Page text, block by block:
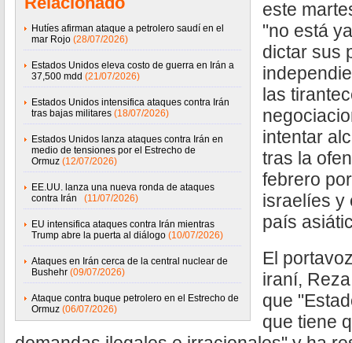
Hutíes afirman ataque a petrolero saudí en el
mar Rojo (28/07/2026)
Estados Unidos eleva costo de guerra en Irán a
37,500 mdd (21/07/2026)
Estados Unidos intensifica ataques contra Irán
tras bajas militares (18/07/2026)
Estados Unidos lanza ataques contra Irán en
medio de tensiones por el Estrecho de
Ormuz (12/07/2026)
EE.UU. lanza una nueva ronda de ataques
contra Irán
(11/07/2026)
EU intensifica ataques contra Irán mientras
Trump abre la puerta al diálogo (10/07/2026)
Ataques en Irán cerca de la central nuclear de
Bushehr (09/07/2026)
Ataque contra buque petrolero en el Estrecho de
Ormuz (06/07/2026)
este
"no está
dictar sus
las
intentar
tras la
febrero
israelíes y
país
El
iraní,
que
que tiene